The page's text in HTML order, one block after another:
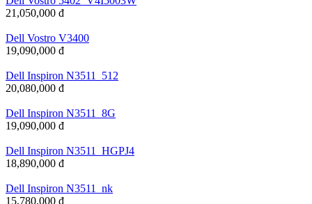
21,050,000 đ
Dell Vostro V3400
19,090,000 đ
Dell Inspiron N3511_512
20,080,000 đ
Dell Inspiron N3511_8G
19,090,000 đ
Dell Inspiron N3511_HGPJ4
18,890,000 đ
Dell Inspiron N3511_nk
15,780,000 đ